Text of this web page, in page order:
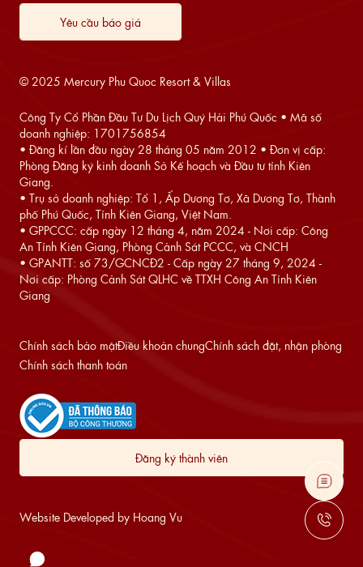
Yêu cầu báo giá
© 2025 Mercury Phu Quoc Resort & Villas
Công Ty Cổ Phần Đầu Tư Du Lịch Quý Hải Phú Quốc • Mã số
doanh nghiệp: 1701756854
• Đăng kí lần đầu ngày 28 tháng 05 năm 2012 • Đơn vị cấp:
Phòng Đăng ký kinh doanh Sở Kế hoạch và Đầu tư tỉnh Kiên
Giang.
• Trụ sở doanh nghiệp: Tổ 1, Ấp Dương Tơ, Xã Dương Tơ, Thành
phố Phú Quốc, Tỉnh Kiên Giang, Việt Nam.
• GPPCCC: cấp ngày 12 tháng 4, năm 2024 - Nơi cấp: Công
An Tỉnh Kiên Giang, Phòng Cảnh Sát PCCC, và CNCH
• GPANTT: số 73/GCNCĐ2 - Cấp ngày 27 tháng 9, 2024 -
Nơi cấp: Phòng Cảnh Sát QLHC về TTXH Công An Tỉnh Kiên
Giang
Chính sách bảo mậtĐiều khoản chungChính sách đặt, nhận phòng
Chính sách thanh toán
Đăng ký thành viên
Website Developed by Hoang Vu